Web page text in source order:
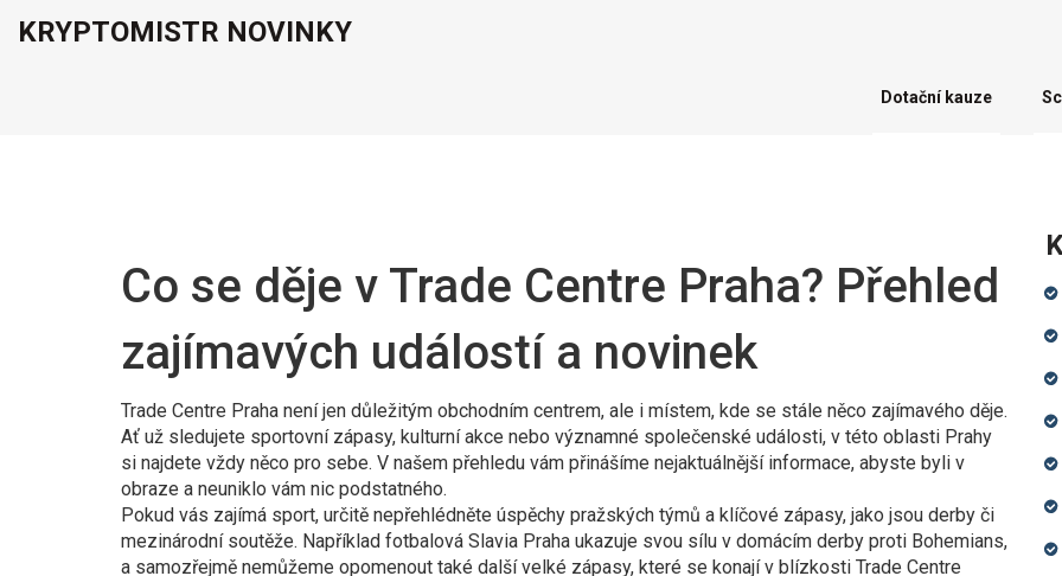
KRYPTOMISTR NOVINKY
Dotační kauze
Co se děje v Trade Centre Praha? Přehled
zajímavých událostí a novinek
Trade Centre Praha není jen důležitým obchodním centrem, ale i místem, kde se stále něco zajímavého děje.
Ať už sledujete sportovní zápasy, kulturní akce nebo významné společenské události, v této oblasti Prahy
si najdete vždy něco pro sebe. V našem přehledu vám přinášíme nejaktuálnější informace, abyste byli v
obraze a neuniklo vám nic podstatného.
Pokud vás zajímá sport, určitě nepřehlédněte úspěchy pražských týmů a klíčové zápasy, jako jsou derby či
mezinárodní soutěže. Například fotbalová Slavia Praha ukazuje svou sílu v domácím derby proti Bohemians,
a samozřejmě nemůžeme opomenout také další velké zápasy, které se konají v blízkosti Trade Centre